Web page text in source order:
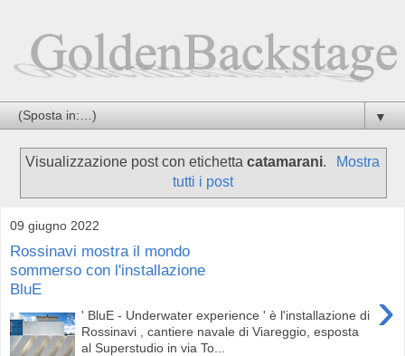
▼
Visualizzazione post con etichettacatamarani.
Mostra
tutti i post
09 giugno 2022
Rossinavi mostra il mondo
sommerso con l'installazione
BluE
›
' BluE - Underwater experience ' è l'installazione di
Rossinavi , cantiere navale di Viareggio, esposta
al Superstudio in via To...